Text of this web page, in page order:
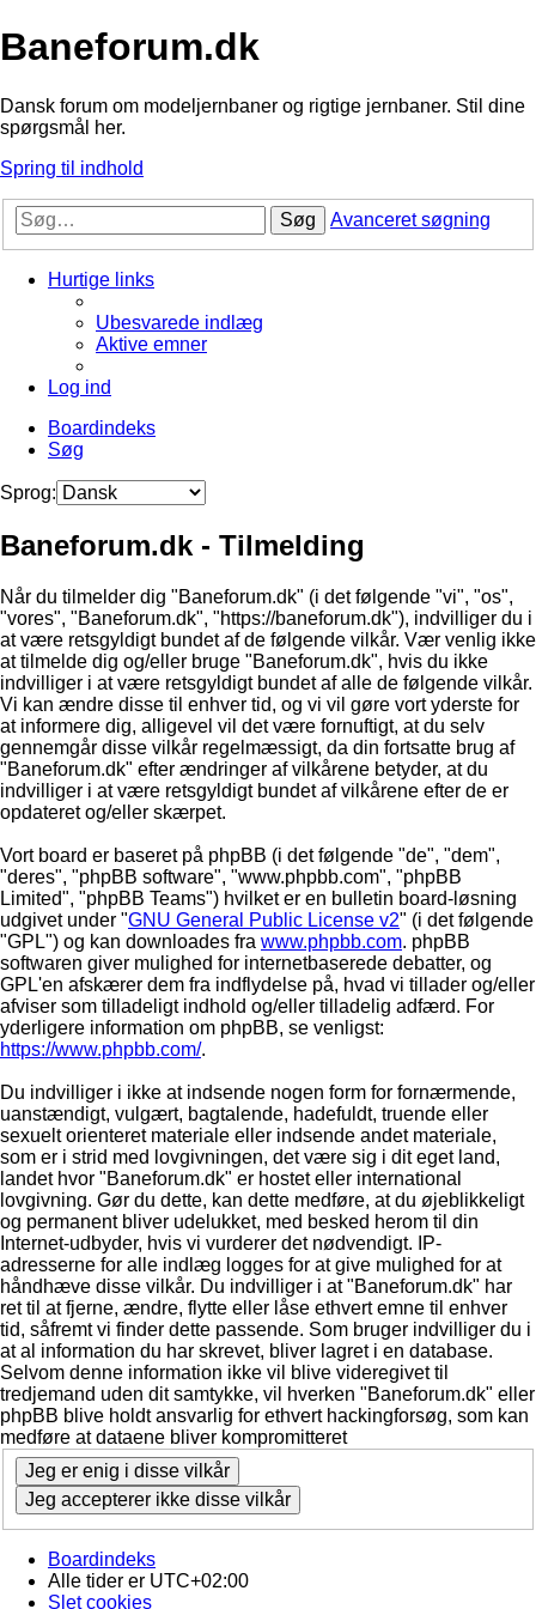
Baneforum.dk
Dansk forum om modeljernbaner og rigtige jernbaner. Stil dine
spørgsmål her.
Spring til indhold
Søg Avanceret søgning
Hurtige links
Ubesvarede indlæg
Aktive emner
Log ind
Boardindeks
Søg
Sprog:
Baneforum.dk - Tilmelding
Når du tilmelder dig "Baneforum.dk" (i det følgende "vi", "os",
"vores", "Baneforum.dk", "https://baneforum.dk"), indvilliger du i
at være retsgyldigt bundet af de følgende vilkår. Vær venlig ikke
at tilmelde dig og/eller bruge "Baneforum.dk", hvis du ikke
indvilliger i at være retsgyldigt bundet af alle de følgende vilkår.
Vi kan ændre disse til enhver tid, og vi vil gøre vort yderste for
at informere dig, alligevel vil det være fornuftigt, at du selv
gennemgår disse vilkår regelmæssigt, da din fortsatte brug af
"Baneforum.dk" efter ændringer af vilkårene betyder, at du
indvilliger i at være retsgyldigt bundet af vilkårene efter de er
opdateret og/eller skærpet.
Vort board er baseret på phpBB (i det følgende "de", "dem",
"deres", "phpBB software", "www.phpbb.com", "phpBB
Limited", "phpBB Teams") hvilket er en bulletin board-løsning
udgivet under "GNU General Public License v2" (i det følgende
"GPL") og kan downloades fra www.phpbb.com. phpBB
softwaren giver mulighed for internetbaserede debatter, og
GPL'en afskærer dem fra indflydelse på, hvad vi tillader og/eller
afviser som tilladeligt indhold og/eller tilladelig adfærd. For
yderligere information om phpBB, se venligst:
https://www.phpbb.com/.
Du indvilliger i ikke at indsende nogen form for fornærmende,
uanstændigt, vulgært, bagtalende, hadefuldt, truende eller
sexuelt orienteret materiale eller indsende andet materiale,
som er i strid med lovgivningen, det være sig i dit eget land,
landet hvor "Baneforum.dk" er hostet eller international
lovgivning. Gør du dette, kan dette medføre, at du øjeblikkeligt
og permanent bliver udelukket, med besked herom til din
Internet-udbyder, hvis vi vurderer det nødvendigt. IP-
adresserne for alle indlæg logges for at give mulighed for at
håndhæve disse vilkår. Du indvilliger i at "Baneforum.dk" har
ret til at fjerne, ændre, flytte eller låse ethvert emne til enhver
tid, såfremt vi finder dette passende. Som bruger indvilliger du i
at al information du har skrevet, bliver lagret i en database.
Selvom denne information ikke vil blive videregivet til
tredjemand uden dit samtykke, vil hverken "Baneforum.dk" eller
phpBB blive holdt ansvarlig for ethvert hackingforsøg, som kan
medføre at dataene bliver kompromitteret
Boardindeks
Alle tider er UTC+02:00
Slet cookies